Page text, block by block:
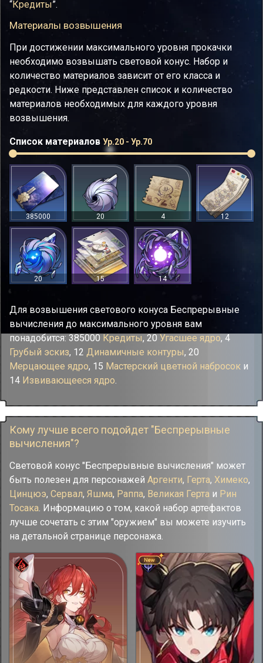
“Кредиты”.
Материалы возвышения
При достижении максимального уровня прокачки
необходимо возвышать световой конус. Набор и
количество материалов зависит от его класса и
редкости. Ниже представлен список и количество
материалов необходимых для каждого уровня
возвышения.
Список материалов Ур.20 - Ур.70
385000 20 4 12
20 15 14
Для возвышения светового конуса Беспрерывные
вычисления до максимального уровня вам
понадобится: 385000 Кредиты, 20 Угасшее ядро, 4
Грубый эскиз, 12 Динамичные контуры, 20
Мерцающее ядро, 15 Мастерский цветной набросок и
14 Извивающееся ядро.
Кому лучше всего подойдет "Беспрерывные
вычисления"?
Световой конус "Беспрерывные вычисления" может
быть полезен для персонажей Аргенти, Герта, Химеко,
Цинцюэ, Сервал, Яшма, Раппа, Великая Герта и Рин
Тосака. Информацию о том, какой набор артефактов
лучше сочетать с этим "оружием" вы можете изучить
на детальной странице персонажа.